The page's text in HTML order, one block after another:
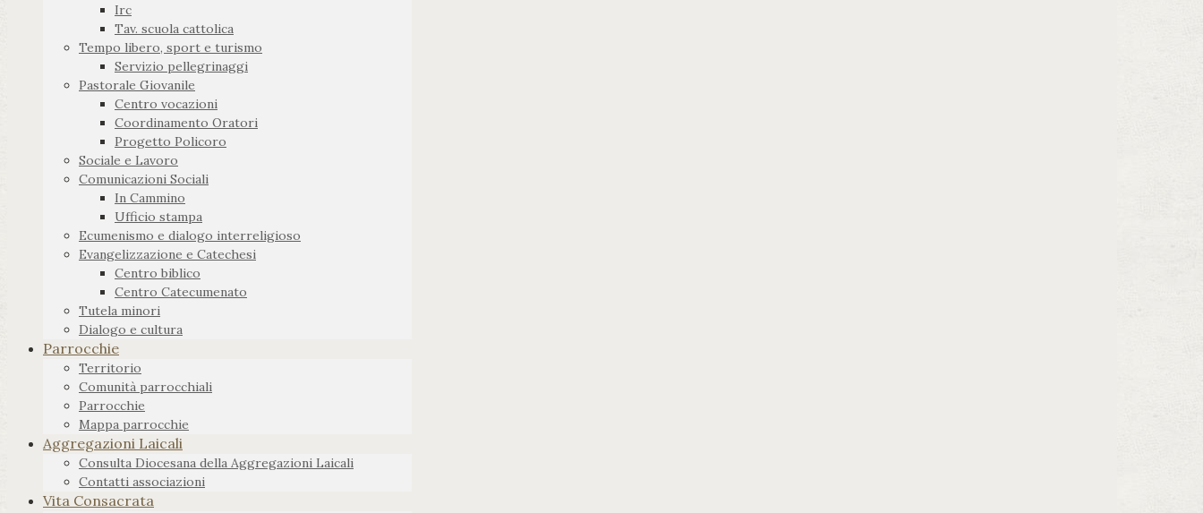
Irc
Tav. scuola cattolica
Tempo libero, sport e turismo
Servizio pellegrinaggi
Pastorale Giovanile
Centro vocazioni
Coordinamento Oratori
Progetto Policoro
Sociale e Lavoro
Comunicazioni Sociali
In Cammino
Ufficio stampa
Ecumenismo e dialogo interreligioso
Evangelizzazione e Catechesi
Centro biblico
Centro Catecumenato
Tutela minori
Dialogo e cultura
Parrocchie
Territorio
Comunità parrocchiali
Parrocchie
Mappa parrocchie
Aggregazioni Laicali
Consulta Diocesana della Aggregazioni Laicali
Contatti associazioni
Vita Consacrata